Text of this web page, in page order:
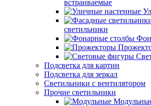
встраиваемые
светильники
Подсветка для картин
Подсветка для зеркал
Светильники с вентилятором
Прочие светильники